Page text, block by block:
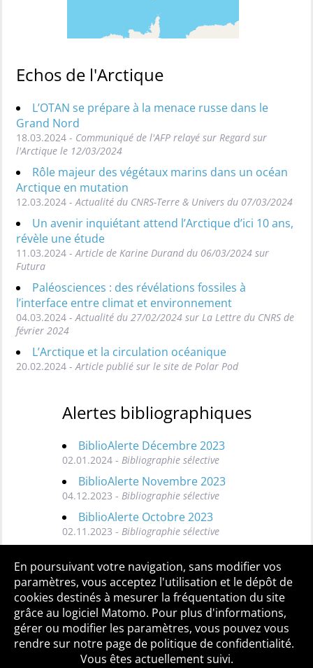
Echos de l'Arctique
L’OTAN se prépare à la menace russe dans le
Grand Nord
18.03.2024 - Communiqué de l'AFP relayé sur Regard sur
l'Arctique le 12/03/2024
Rôle majeur des végétaux marins dans un océan
Arctique en mutation
12.03.2024 - Actualité du CNRS-Terre & Univers du 07/03/2024
Un avenir inquiétant attend l’Arctique d’ici 10 ans,
révèle une étude
11.03.2024 - Article de Karine Durand du 06/03/2024 sur
Futura
Paléosciences : des révélations fossiles à
l’interface entre climat et environnement
04.03.2024 - Actualité du 27/02/2024 sur La Lettre du CNRS de
février 2024
L’Arctique et la circulation océanique
20.02.2024 - Article publié sur le site de Polar Pod
Alertes bibliographiques
BiblioAlerte Décembre 2023
02.01.2024 - Bibliographie sélective
BiblioAlerte Novembre 2023
04.12.2023 - Bibliographie sélective
BiblioAlerte Octobre 2023
02.11.2023 - Bibliographie sélective
Toutes les BiblioAlertes
Qui sommes-nous ? Mentions légales
Accessibilité
Politique de confidentialité
Contact
En poursuivant votre navigation, sans modifier vos
paramètres, vous acceptez l'utilisation et le dépôt de
cookies destinés à mesurer la fréquentation du site
grâce au logiciel Matomo. Pour plus d'informations,
gérer ou modifier les paramètres, vous pouvez vous
rendre sur notre page de politique de confidentialité.
Vous êtes actuellement suivi.